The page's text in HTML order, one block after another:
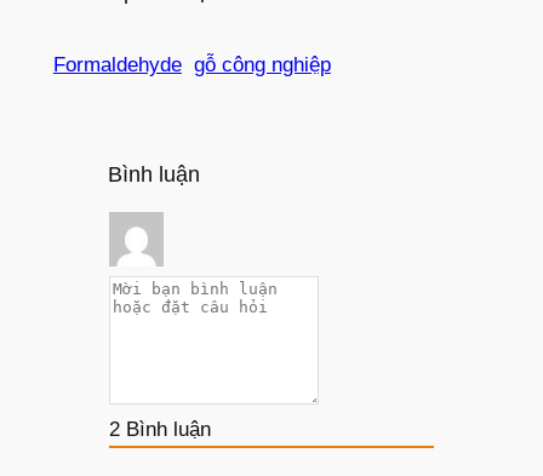
Formaldehyde gỗ công nghiệp
Bình luận
2Bình luận